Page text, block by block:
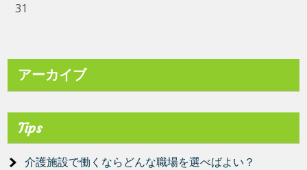
31
アーカイブ
Tips
介護施設で働くならどんな職場を選べばよい？